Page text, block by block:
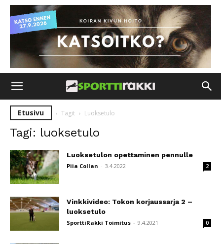
Etusivu Tagit Luoksetulo
Tagi: luoksetulo
Luoksetulon opettaminen pennulle
Piia Collan - 3.4.2022 2
Vinkkivideo: Tokon korjaussarja 2 –
luoksetulo
SporttiRakki Toimitus - 9.4.2021 0